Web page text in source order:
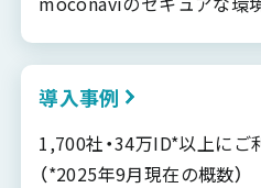
導入事例
1,700社・34万ID*以上に
（*2025年9月現在の概数）